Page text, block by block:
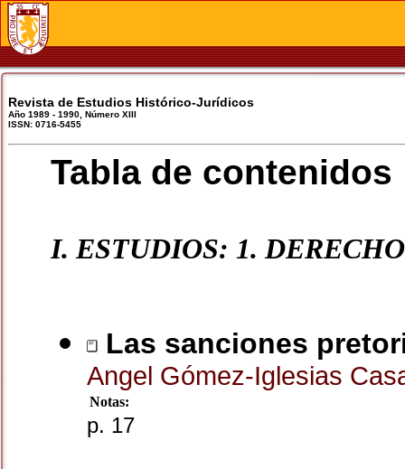
Revista de Estudios Histórico-Jurídicos
Año 1989 - 1990, Número XIII
ISSN: 0716-5455
Tabla de contenidos
I. ESTUDIOS: 1.
Las sanciones
Angel Gómez-Iglesias
Notas:
p. 17